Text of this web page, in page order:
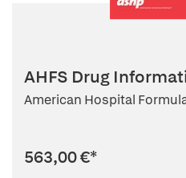
AHFS Drug
American Hospital
563,00 €*